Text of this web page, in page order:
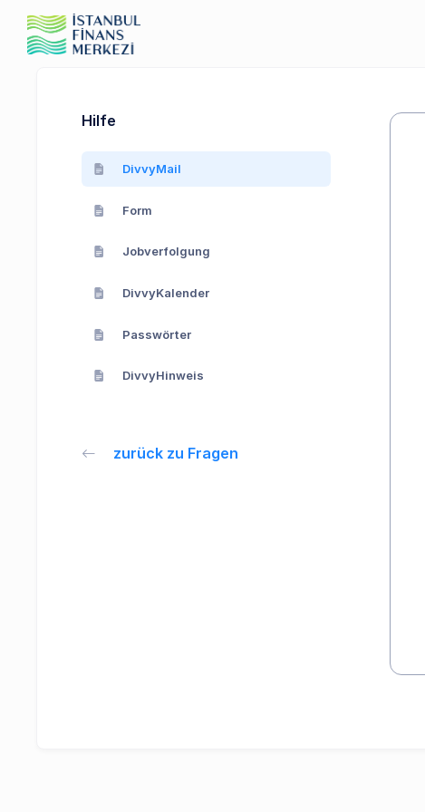
Hilfe
DivvyMail
Form
Jobverfolgung
DivvyKalender
Passwörter
DivvyHinweis
zurück zu Fragen